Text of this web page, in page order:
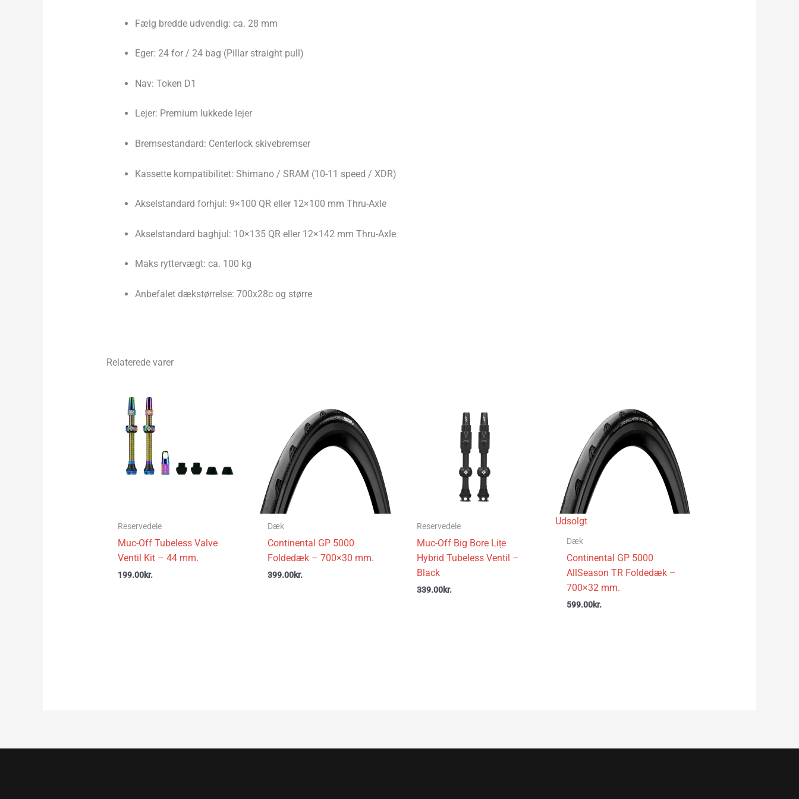
Fælg bredde udvendig: ca. 28 mm
Eger: 24 for / 24 bag (Pillar straight pull)
Nav: Token D1
Lejer: Premium lukkede lejer
Bremsestandard: Centerlock skivebremser
Kassette kompatibilitet: Shimano / SRAM (10-11 speed / XDR)
Akselstandard forhjul: 9×100 QR eller 12×100 mm Thru-Axle
Akselstandard baghjul: 10×135 QR eller 12×142 mm Thru-Axle
Maks ryttervægt: ca. 100 kg
Anbefalet dækstørrelse: 700x28c og større
Relaterede varer
Reservedele
Muc-Off Tubeless Valve
Ventil Kit – 44 mm.
199.00kr.
Dæk
Continental GP 5000
Foldedæk – 700×30 mm.
399.00kr.
Reservedele
Muc-Off Big Bore Lițe
Hybrid Tubeless Ventil –
Black
339.00kr.
Udsolgt
Dæk
Continental GP 5000
AllSeason TR Foldedæk –
700×32 mm.
599.00kr.